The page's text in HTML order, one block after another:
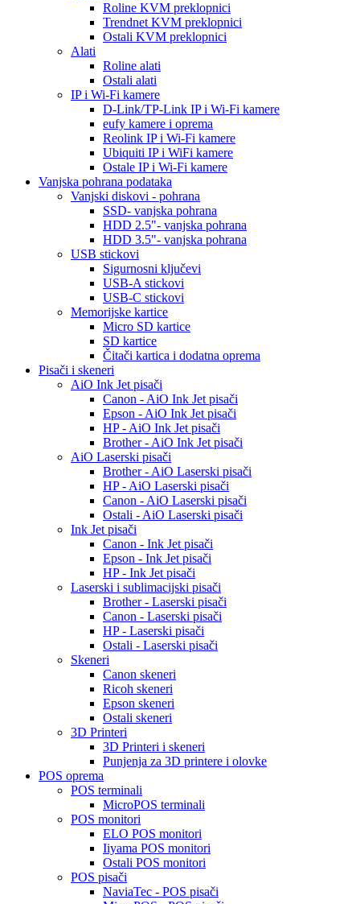
Roline KVM preklopnici
Trendnet KVM preklopnici
Ostali KVM preklopnici
Alati
Roline alati
Ostali alati
IP i Wi-Fi kamere
D-Link/TP-Link IP i Wi-Fi kamere
eufy kamere i oprema
Reolink IP i Wi-Fi kamere
Ubiquiti IP i WiFi kamere
Ostale IP i Wi-Fi kamere
Vanjska pohrana podataka
Vanjski diskovi - pohrana
SSD- vanjska pohrana
HDD 2.5"- vanjska pohrana
HDD 3.5"- vanjska pohrana
USB stickovi
Sigurnosni ključevi
USB-A stickovi
USB-C stickovi
Memorijske kartice
Micro SD kartice
SD kartice
Čitači kartica i dodatna oprema
Pisači i skeneri
AiO Ink Jet pisači
Canon - AiO Ink Jet pisači
Epson - AiO Ink Jet pisači
HP - AiO Ink Jet pisači
Brother - AiO Ink Jet pisači
AiO Laserski pisači
Brother - AiO Laserski pisači
HP - AiO Laserski pisači
Canon - AiO Laserski pisači
Ostali - AiO Laserski pisači
Ink Jet pisači
Canon - Ink Jet pisači
Epson - Ink Jet pisači
HP - Ink Jet pisači
Laserski i sublimacijski pisači
Brother - Laserski pisači
Canon - Laserski pisači
HP - Laserski pisači
Ostali - Laserski pisači
Skeneri
Canon skeneri
Ricoh skeneri
Epson skeneri
Ostali skeneri
3D Printeri
3D Printeri i skeneri
Punjenja za 3D printere i olovke
POS oprema
POS terminali
MicroPOS terminali
POS monitori
ELO POS monitori
Iiyama POS monitori
Ostali POS monitori
POS pisači
NaviaTec - POS pisači